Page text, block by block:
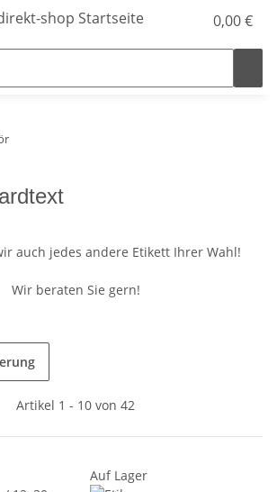
0,00 €
auch jedes andere Etikett Ihrer Wahl!
Wir beraten Sie gern!
Artikel 1 - 10 von 42
Auf Lager